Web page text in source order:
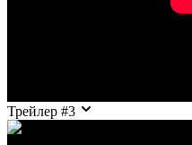
Трейлер #3